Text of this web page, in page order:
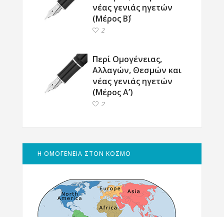
νέας γενιάς ηγετών
(Μέρος Β΄)
2
Περί Ομογένειας,
Αλλαγών, Θεσμών και
νέας γενιάς ηγετών
(Μέρος Α’)
2
Η ΟΜΟΓΕΝΕΙΑ ΣΤΟΝ ΚΟΣΜΟ